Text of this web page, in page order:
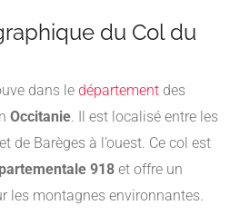
du Col du
dans le département des
Occitanie. Il est localisé entre les
de Barèges à l’ouest. Ce col est
918 et offre un
les montagnes environnantes.